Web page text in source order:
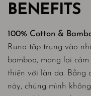
BENEFITS
100% Cotton &
Runa tập trung vào
bamboo, mang lại
thiện với làn da. Bằng
này, chúng mình